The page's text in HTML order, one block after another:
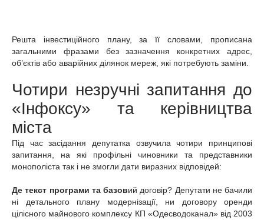
Решта інвестиційного плану, за її словами, прописана
загальними фразами без зазначення конкретних адрес,
об’єктів або аварійних ділянок мереж, які потребують заміни.
Чотири незручні запитання до
«Інфоксу» та керівництва
міста
Під час засідання депутатка озвучила чотири принципові
запитання, на які профільні чиновники та представники
монополіста так і не змогли дати виразних відповідей:
Де текст програми та базовий договір? Депутати не бачили
ні детального плану модернізації, ни договору оренди
цілісного майнового комплексу КП «Одесводоканал» від 2003